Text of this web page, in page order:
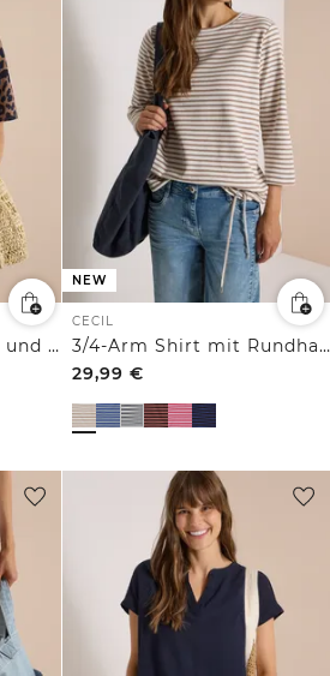
T-Shirt mit Rundhals und Leo-Muster
NEW
CECIL
3/4-Arm Shirt mit Rundhals und Streifen
29,99 €